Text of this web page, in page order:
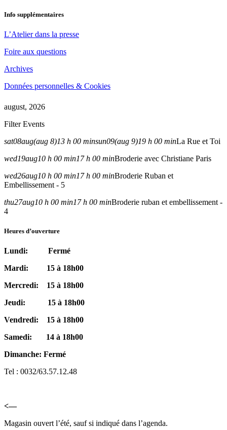
Info supplémentaires
L’Atelier dans la presse
Foire aux questions
Archives
Données personnelles & Cookies
august, 2026
Filter Events
sat08aug(aug 8)13 h 00 minsun09(aug 9)19 h 00 minLa Rue et Toi
wed19aug10 h 00 min17 h 00 minBroderie avec Christiane Paris
wed26aug10 h 00 min17 h 00 minBroderie Ruban et
Embellissement - 5
thu27aug10 h 00 min17 h 00 minBroderie ruban et embellissement -
4
Heures d’ouverture
Lundi: Fermé
Mardi: 15 à 18h00
Mercredi: 15 à 18h00
Jeudi: 15 à 18h00
Vendredi: 15 à 18h00
Samedi: 14 à 18h00
Dimanche: Fermé
Tel : 0032/63.57.12.48
<—
Magasin ouvert l’été, sauf si indiqué dans l’agenda.